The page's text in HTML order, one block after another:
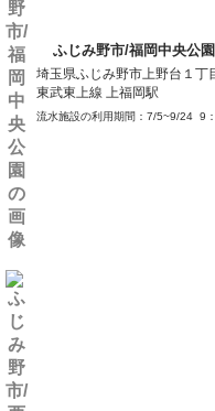
ふじみ野市/福岡中央公園
埼玉県ふじみ野市上野台１丁
東武東上線 上福岡駅
流水施設の利用期間：7/5~9/24 9